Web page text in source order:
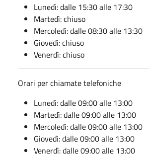
Lunedì: dalle 15:30 alle 17:30
Martedì: chiuso
Mercoledì: dalle 08:30 alle 13:30
Giovedì: chiuso
Venerdì: chiuso
Orari per chiamate telefoniche
Lunedì: dalle 09:00 alle 13:00
Martedì: dalle 09:00 alle 13:00
Mercoledì: dalle 09:00 alle 13:00
Giovedì: dalle 09:00 alle 13:00
Venerdì: dalle 09:00 alle 13:00